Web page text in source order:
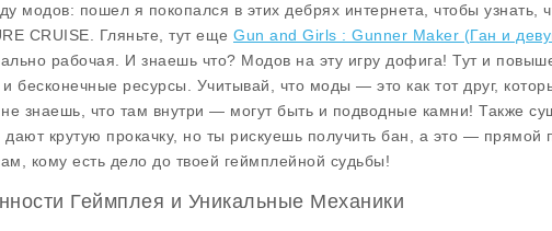
модов: пошел я покопался в этих дебрях интернета, чтобы узнать,
CRUISE. Гляньте, тут еще Gun and Girls : Gunner Maker (Ган и
рабочая. И знаешь что? Модов на эту игру дофига! Тут и
бесконечные ресурсы. Учитывай, что моды — это как тот друг,
не знаешь, что там внутри — могут быть и подводные камни! Также
дают крутую прокачку, но ты рискуешь получить бан, а это — прямой
кому есть дело до твоей геймплейной судьбы!
Геймплея и Уникальные Механики